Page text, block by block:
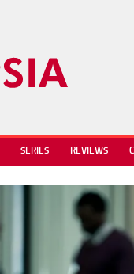
SERIES REVIEWS